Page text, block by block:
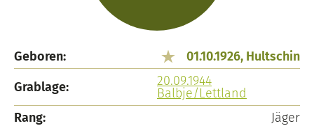
Geboren:
01.10.1926, Hultschin
Grablage:
20.09.1944
Balbje/Lettland
Rang:
Jäger